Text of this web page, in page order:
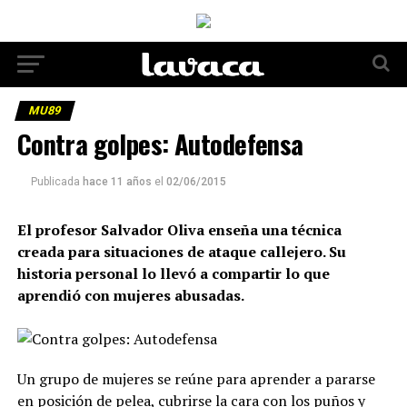
MU89
Contra golpes: Autodefensa
Publicada hace 11 años el 02/06/2015
El profesor Salvador Oliva enseña una técnica
creada para situaciones de ataque callejero. Su
historia personal lo llevó a compartir lo que
aprendió con mujeres abusadas.
Un grupo de mujeres se reúne para aprender a pararse
en posición de pelea, cubrirse la cara con los puños y